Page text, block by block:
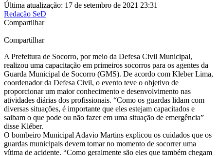
Última atualização: 17 de setembro de 2021 23:31
Redação SeD
Compartilhar
Compartilhar
A Prefeitura de Socorro, por meio da Defesa Civil Municipal,
realizou uma capacitação em primeiros socorros para os agentes da
Guarda Municipal de Socorro (GMS). De acordo com Kleber Lima,
coordenador da Defesa Civil, o evento teve o objetivo de
proporcionar um maior conhecimento e desenvolvimento nas
atividades diárias dos profissionais. “Como os guardas lidam com
diversas situações, é importante que eles estejam capacitados e
saibam o que pode ou não fazer em uma situação de emergência”
disse Kléber.
O bombeiro Municipal Adavio Martins explicou os cuidados que os
guardas municipais devem tomar no momento de socorrer uma
vítima de acidente. “Como geralmente são eles que também chegam